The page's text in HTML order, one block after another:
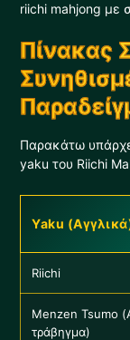
riichi mahjong με
Πίνακας
Παρακάτω
yaku του Riichi
Yaku
Riichi
Menzen Tsumo
τράβηγμα)